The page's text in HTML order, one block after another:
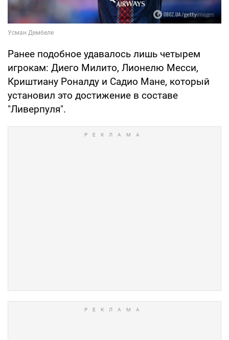
Ранее подобное удавалось лишь четырем
игрокам: Диего Милито, Лионелю Месси,
Криштиану Роналду и Садио Мане, который
установил это достижение в составе
"Ливерпуля".